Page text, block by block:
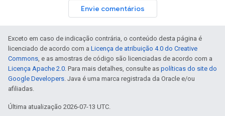
Envie comentários
Exceto em caso de indicação contrária, o conteúdo desta página é
licenciado de acordo com a Licença de atribuição 4.0 do Creative
Commons, e as amostras de código são licenciadas de acordo com a
Licença Apache 2.0. Para mais detalhes, consulte as políticas do site do
Google Developers. Java é uma marca registrada da Oracle e/ou
afiliadas.
Última atualização 2026-07-13 UTC.